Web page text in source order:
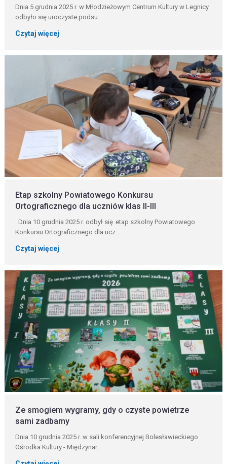
Dnia 5 grudnia 2025 r. w Młodzieżowym Centrum Kultury w Legnicy
odbyło się uroczyste podsu...
Czytaj więcej
Etap szkolny Powiatowego Konkursu
Ortograficznego dla uczniów klas II-III
Dnia 10 grudnia 2025 r. odbył się etap szkolny Powiatowego
Konkursu Ortograficznego dla ucz...
Czytaj więcej
Ze smogiem wygramy, gdy o czyste powietrze
sami zadbamy
Dnia 10 grudnia 2025 r. w sali konferencyjnej Bolesławieckiego
Ośrodka Kultury - Międzynar...